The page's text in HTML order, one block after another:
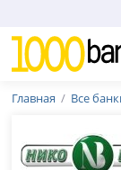
Главная Все